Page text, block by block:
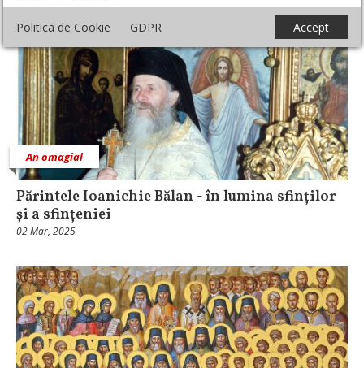
Politica de Cookie GDPR Accept
An omagial
Părintele Ioanichie Bălan - în lumina sfinților
și a sfințeniei
02 Mar, 2025